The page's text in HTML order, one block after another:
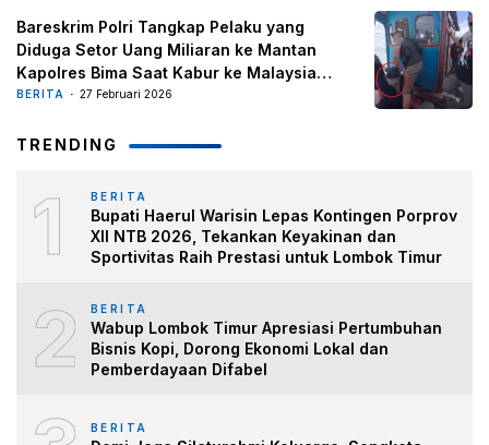
Bareskrim Polri Tangkap Pelaku yang
Diduga Setor Uang Miliaran ke Mantan
Kapolres Bima Saat Kabur ke Malaysia
Lewat Jalur Ilegal
BERITA 27 Februari 2026
TRENDING
1 BERITA
Bupati Haerul Warisin Lepas Kontingen Porprov
XII NTB 2026, Tekankan Keyakinan dan
Sportivitas Raih Prestasi untuk Lombok Timur
2 BERITA
Wabup Lombok Timur Apresiasi Pertumbuhan
Bisnis Kopi, Dorong Ekonomi Lokal dan
Pemberdayaan Difabel
BERITA